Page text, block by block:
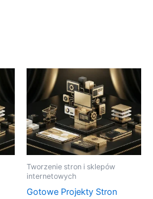
Tworzenie stron i sklepów
internetowych
Gotowe Projekty Stron